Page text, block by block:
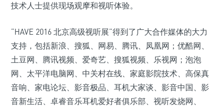
技术人士提供现场观摩和视听体验。
“HAVE 2016 北京高级视听展”得到了广大合作媒体的大力
支持，包括新浪、搜狐、网易、腾讯、凤凰网；优酷网、
土豆网、腾讯视频、爱奇艺、搜狐视频、乐视网；泡泡
网、太平洋电脑网、中关村在线、家庭影院技术、高保真
音响、家电论坛、影音极品、耳机大家谈、影音中国、影
音新生活、卓睿音乐耳机爱好者俱乐部、视听发烧网、